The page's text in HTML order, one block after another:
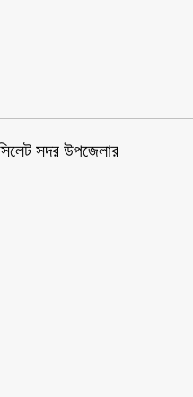
সদর উপজেলার